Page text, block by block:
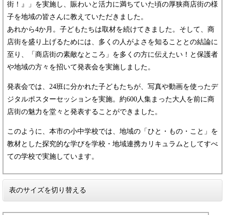
街！』」を実施し、賑わいと活力に満ちていた頃の厚狭商店街の様
子を地域の皆さんに教えていただきました。
あれから4か月。子どもたちは取材を続けてきました。そして、商
店街を盛り上げるためには、多くの人がよさを知ることとの結論に
至り、「商店街の素敵なところ」を多くの方に伝えたい！と保護者
や地域の方々を招いて発表会を実施しました。
発表会では、24班に分かれた子どもたちが、写真や動画を使ったデ
ジタルポスターセッションを実施。約600人集まった大人を前に商
店街の魅力を堂々と発表することができました。
このように、本市の小中学校では、地域の「ひと・もの・こと」を
教材とした探究的な学びを学校・地域連携カリキュラムとしてすべ
ての学校で実施しています。
表のサイズを切り替える